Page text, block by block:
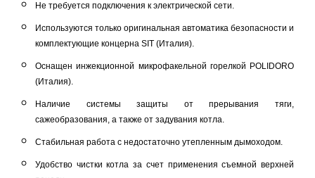
Не требуется подключения к электрической сети.
Используются только оригинальная автоматика безопасности и
комплектующие концерна SIT (Италия).
Оснащен инжекционной микрофакельной горелкой POLIDORO
(Италия).
Наличие системы защиты от прерывания тяги,
сажеобразования, а также от задувания котла.
Стабильная работа с недостаточно утепленным дымоходом.
Удобство чистки котла за счет применения съемной верхней